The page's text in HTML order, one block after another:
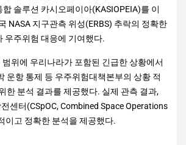
솔루션 카시오페이아(KASIOPEIA)를 이
NASA 지구관측 위성(ERBS) 추락의 정확한
우주위험 대응에 기여했다.
범위에 우리나라가 포함된 긴급한 상황에서
운항 통제 등 우주위험대책본부의 상황 적
한 분석 결과를 제공했다. 실제 관측 결과,
센터(CSpOC, Combined Space Operations
이고 정확한 분석을 제공했다.